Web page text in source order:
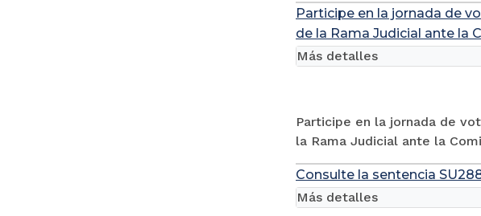
Participe en la jornada de
de la Rama Judicial ante la
Participe en la jornada de
la Rama Judicial ante la
Más detalles
Consulte la sentencia
Más detalles